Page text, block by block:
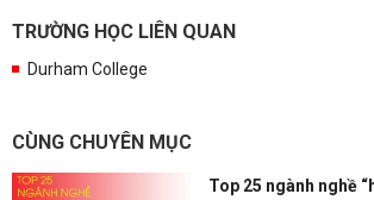
TRƯỜNG HỌC LIÊN QUAN
Durham College
CÙNG CHUYÊN MỤC
Top 25 ngành nghề